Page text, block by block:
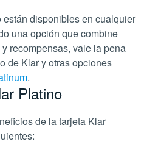
están disponibles en cualquier
una opción que combine
recompensas, vale la pena
de Klar y otras opciones
.
Platino
de la tarjeta Klar